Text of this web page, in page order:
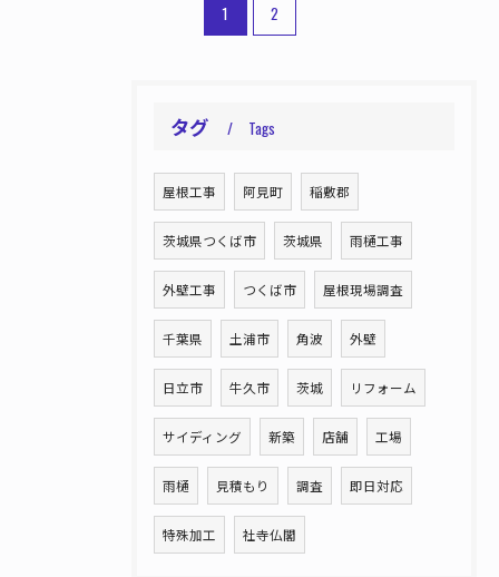
1 2
タグ Tags
屋根工事 阿見町 稲敷郡
茨城県つくば市 茨城県 雨樋工事
外壁工事 つくば市 屋根現場調査
千葉県 土浦市 角波 外壁
日立市 牛久市 茨城 リフォーム
サイディング 新築 店舗 工場
雨樋 見積もり 調査 即日対応
特殊加工 社寺仏閣